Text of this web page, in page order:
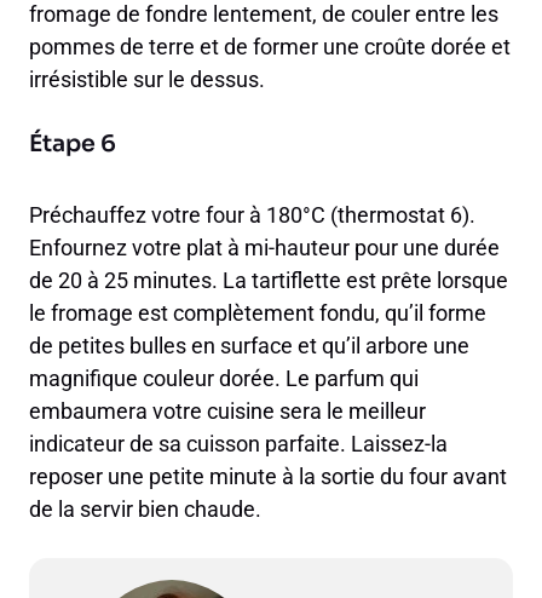
fromage de fondre lentement, de couler entre les
pommes de terre et de former une croûte dorée et
irrésistible sur le dessus.
Étape 6
Préchauffez votre four à 180°C (thermostat 6).
Enfournez votre plat à mi-hauteur pour une durée
de 20 à 25 minutes. La tartiflette est prête lorsque
le fromage est complètement fondu, qu’il forme
de petites bulles en surface et qu’il arbore une
magnifique couleur dorée. Le parfum qui
embaumera votre cuisine sera le meilleur
indicateur de sa cuisson parfaite. Laissez-la
reposer une petite minute à la sortie du four avant
de la servir bien chaude.